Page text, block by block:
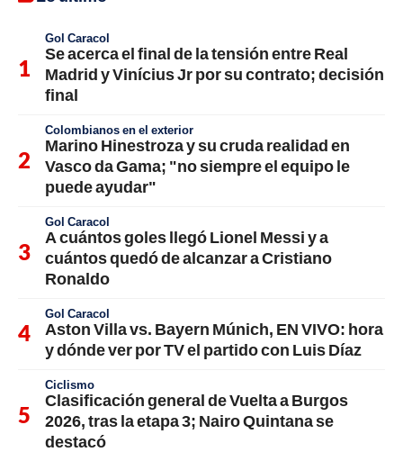
Gol Caracol
Se acerca el final de la tensión entre Real
Madrid y Vinícius Jr por su contrato; decisión
final
Colombianos en el exterior
Marino Hinestroza y su cruda realidad en
Vasco da Gama; "no siempre el equipo le
puede ayudar"
Gol Caracol
A cuántos goles llegó Lionel Messi y a
cuántos quedó de alcanzar a Cristiano
Ronaldo
Gol Caracol
Aston Villa vs. Bayern Múnich, EN VIVO: hora
y dónde ver por TV el partido con Luis Díaz
Ciclismo
Clasificación general de Vuelta a Burgos
2026, tras la etapa 3; Nairo Quintana se
destacó